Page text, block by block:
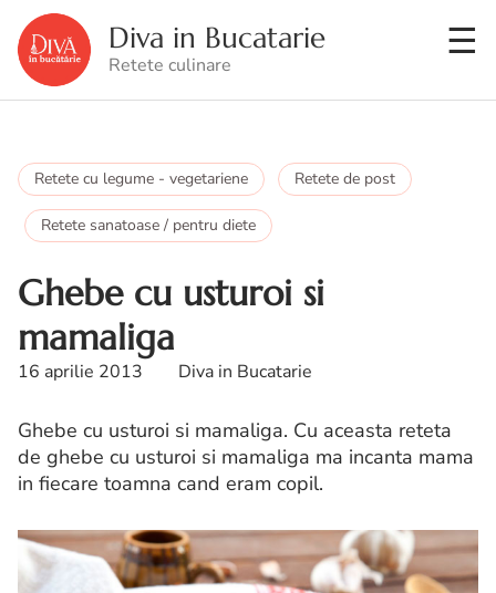
Diva in Bucatarie
Retete culinare
Retete cu legume - vegetariene Retete de post
Retete sanatoase / pentru diete
Ghebe cu usturoi si
mamaliga
16 aprilie 2013 Diva in Bucatarie
Ghebe cu usturoi si mamaliga. Cu aceasta reteta
de ghebe cu usturoi si mamaliga ma incanta mama
in fiecare toamna cand eram copil.